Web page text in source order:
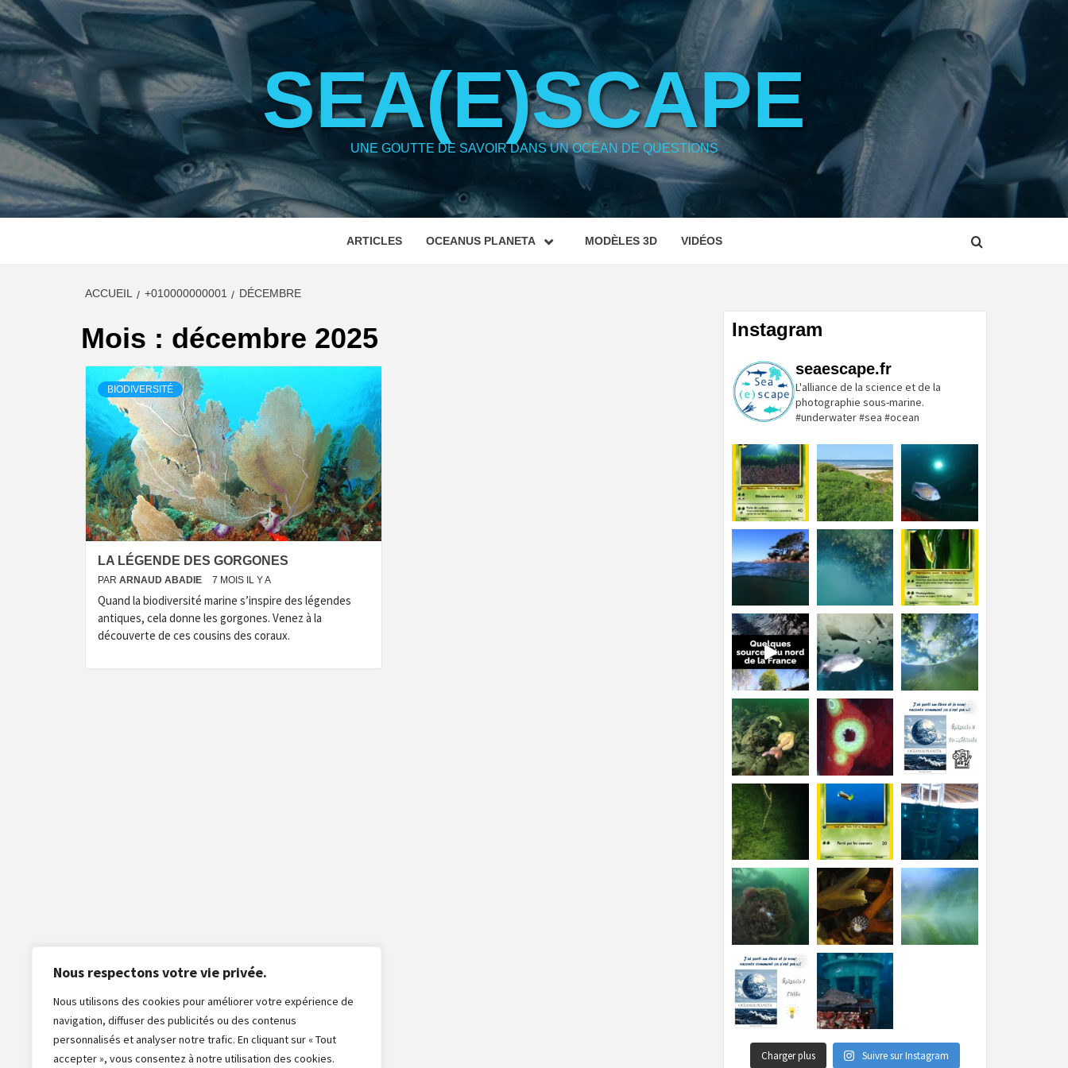
Nous respectons votre vie privée.
Nous utilisons des cookies pour améliorer votre expérience de
navigation, diffuser des publicités ou des contenus
personnalisés et analyser notre trafic. En cliquant sur « Tout
accepter », vous consentez à notre utilisation des cookies.
Aller
au
contenu
SEA(E)SCAPE
UNE GOUTTE DE SAVOIR DANS UN OCÉAN DE QUESTIONS
ARTICLES OCEANUS PLANETA MODÈLES 3D VIDÉOS
ACCUEIL +010000000001 DÉCEMBRE
Mois : décembre 2025
BIODIVERSITÉ
LA LÉGENDE DES GORGONES
PAR ARNAUD ABADIE 7 MOIS IL Y A
Quand la biodiversité marine s’inspire des légendes
antiques, cela donne les gorgones. Venez à la
découverte de ces cousins des coraux.
Instagram
seaescape.fr
L'alliance de la science et de la
photographie sous-marine.
#underwater #sea #ocean
Charger plus Suivre sur Instagram